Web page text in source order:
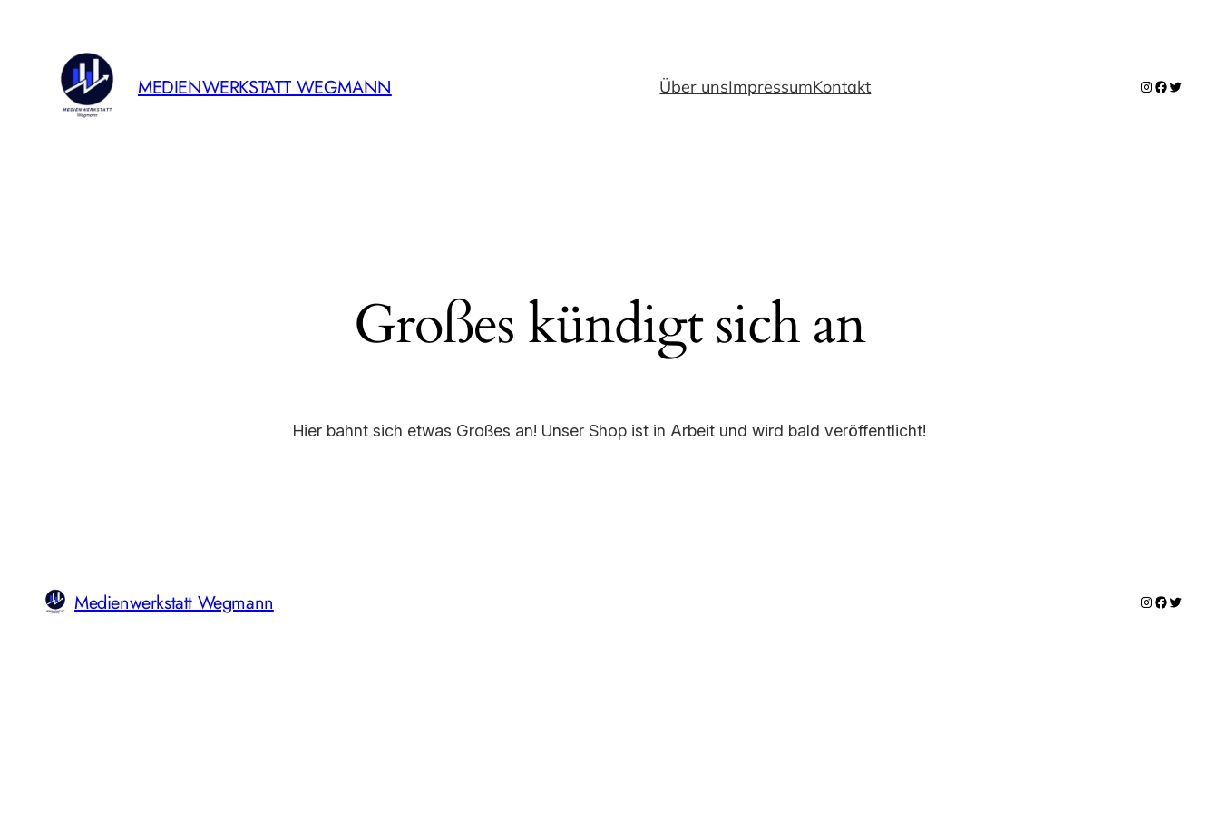
MEDIENWERKSTATT WEGMANN Über unsImpressumKontakt Instagram
Facebook
Twitter
Großes kündigt sich an
Hier bahnt sich etwas Großes an! Unser Shop ist in Arbeit und wird bald veröffentlicht!
Medienwerkstatt Wegmann Instagram
Facebook
Twitter